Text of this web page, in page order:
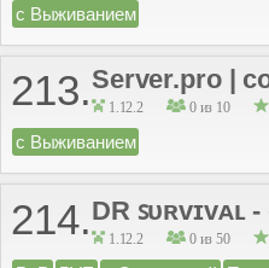
с Выживанием
213.Server.pro |
1.12.2 0 из 10
с Выживанием
214.DR ꜱᴜʀᴠɪᴠᴀʟ
1.12.2 0 из 50